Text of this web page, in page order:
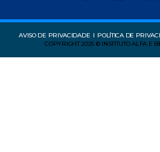
AVISO DE PRIVACIDADE POLÍTICA DE
COPYRIGHT 2025 © INSTITUTO ALFA E